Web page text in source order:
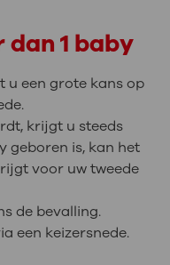
dan 1 baby
u een grote kans op
krijgt u steeds
geboren is, kan het
voor uw tweede
de bevalling.
een keizersnede.